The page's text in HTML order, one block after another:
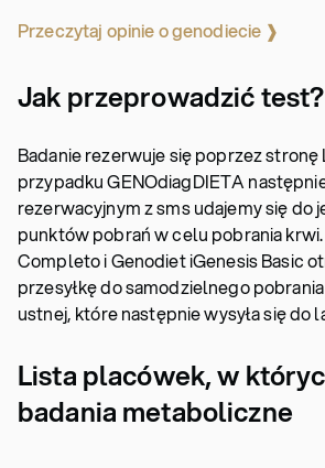
Przeczytaj opinie o genodiecie ❱
Jak przeprowadzić test?
Badanie rezerwuje się poprzez stronę
przypadku GENOdiagDIETA
rezerwacyjnym z sms udajemy się do
punktów pobrań w celu pobrania
Completo i Genodiet iGenesis Basic
przesyłkę do samodzielnego
ustnej, które następnie wysyła się do
Lista placówek, w
badania metaboliczne